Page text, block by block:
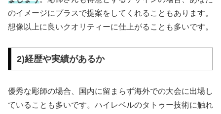
のイメージにプラスで提案をしてくれることもあります。
想像以上に良いクオリティーに仕上がることも多いです。
2)経歴や実績があるか
優秀な彫師の場合、国内に留まらず海外での大会に出場し
ていることも多いです。ハイレベルのタトゥー技術に触れ